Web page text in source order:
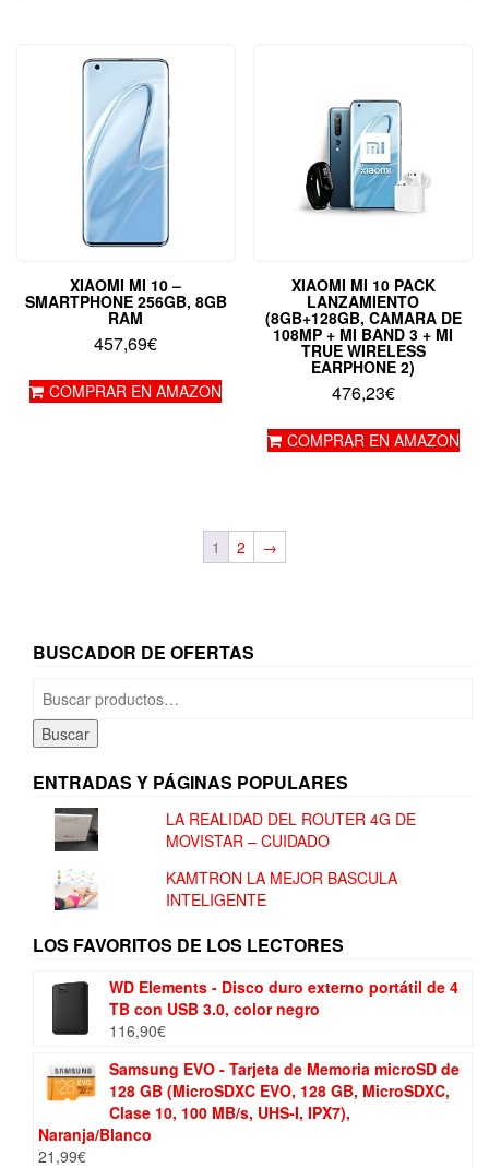
XIAOMI MI 10 –
SMARTPHONE 256GB, 8GB
RAM
457,69€
COMPRAR EN AMAZON
XIAOMI MI 10 PACK
LANZAMIENTO
(8GB+128GB, CAMARA DE
108MP + MI BAND 3 + MI
TRUE WIRELESS
EARPHONE 2)
476,23€
COMPRAR EN AMAZON
1 2 →
BUSCADOR DE OFERTAS
Buscar
por:
Buscar
ENTRADAS Y PÁGINAS POPULARES
LA REALIDAD DEL ROUTER 4G DE
MOVISTAR – CUIDADO
KAMTRON LA MEJOR BASCULA
INTELIGENTE
LOS FAVORITOS DE LOS LECTORES
WD Elements - Disco duro externo portátil de 4
TB con USB 3.0, color negro
116,90€
Samsung EVO - Tarjeta de Memoria microSD de
128 GB (MicroSDXC EVO, 128 GB, MicroSDXC,
Clase 10, 100 MB/s, UHS-I, IPX7),
Naranja/Blanco
21,99€